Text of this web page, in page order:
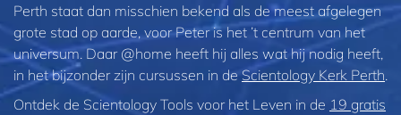
Perth staat dan misschien bekend als de meest afgelegen
grote stad op aarde, voor Peter is het ’t centrum van het
universum. Daar @home heeft hij alles wat hij nodig heeft,
in het bijzonder zijn cursussen in de Scientology Kerk Perth.
Ontdek de Scientology Tools voor het Leven in de 19 gratis